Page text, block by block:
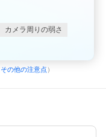
カメラ周りの弱さ
その他の注意点 ）